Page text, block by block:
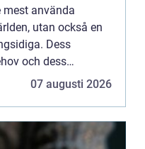
mest använda
utan också en
Dess
och dess
07 augusti 2026